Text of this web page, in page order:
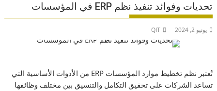
تحديات وفوائد تنفيذ نظم ERP في المؤسسات
يونيو 2, 2024 QIT
تُعتبر نظم تخطيط موارد المؤسسات ERP من الأدوات الأساسية التي
تساعد الشركات على تحقيق التكامل والتنسيق بين مختلف وظائفها